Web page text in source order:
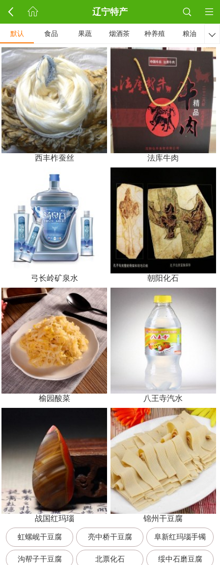
辽宁特产
默认 食品 果蔬 烟酒茶 种养殖 粮油 
西丰柞蚕丝 法库牛肉
弓长岭矿泉水 朝阳化石
榆园酸菜 八王寺汽水
战国红玛瑙 锦州干豆腐
虹螺岘干豆腐 亮中桥干豆腐 阜新红玛瑙手镯
沟帮子干豆腐 北票化石 绥中石磨豆腐